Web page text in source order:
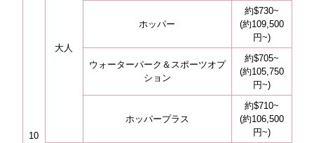
10
大人
ホッパー
約$730~
(約109,500
円~)
ウォーターパーク＆スポーツオプ
ション
約$705~
(約105,750
円~)
ホッパープラス
約$710~
(約106,500
円~)